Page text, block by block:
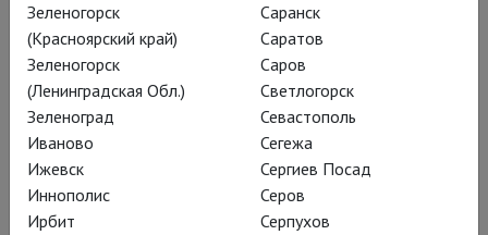
римские термы, где
плещутся герои; про
иронию судьбы,
отмочившей чиновникам
русского города N. такую
злую шутку – с лёгким
Зеленогорск
(Красноярский край)
Зеленогорск
(Ленинградская Обл.)
Зеленоград
Иваново
Ижевск
Иннополис
Ирбит
Саранск
Саратов
Саров
Светлогорск
Севастополь
Сегежа
Сергиев Посад
Серов
Серпухов